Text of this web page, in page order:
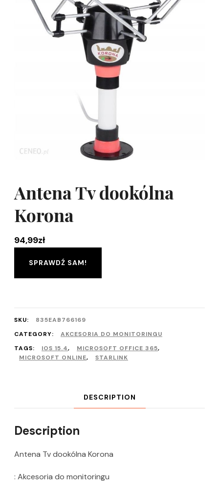
Antena Tv dookólna
Korona
94,99zł
SPRAWDŹ SAM!
SKU:
835EAB766169
CATEGORY:
AKCESORIA DO MONITORINGU
TAGS:
IOS 15.4, MICROSOFT OFFICE 365,
MICROSOFT ONLINE, STARLINK
DESCRIPTION
Description
Antena Tv dookólna Korona
: Akcesoria do monitoringu